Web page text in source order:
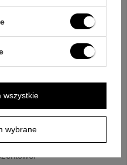
umieścić w ramach
wygrawerować
wysuwania wkładu?
system wysuwania
szybka i wygodna.
wkład znajdujący się w
etui prezentowe oraz
na prezent?
w eleganckie pudełko, a
wybrane
wszystkie